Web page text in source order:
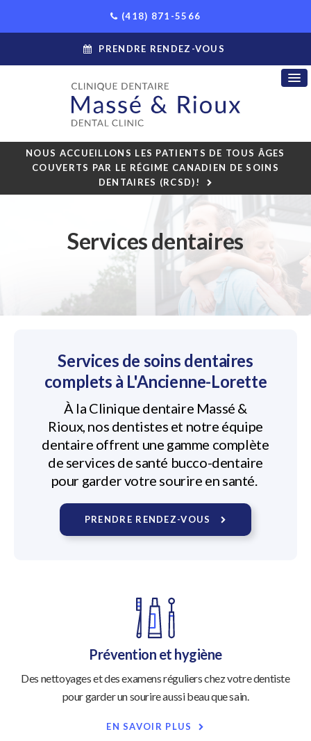
(418) 871-5566
PRENDRE RENDEZ-VOUS
NOUS ACCUEILLONS LES PATIENTS DE TOUS ÂGES
COUVERTS PAR LE RÉGIME CANADIEN DE SOINS
DENTAIRES (RCSD)!
Services dentaires
Services de soins dentaires
complets à L'Ancienne-Lorette
À la Clinique dentaire Massé &
Rioux, nos dentistes et notre équipe
dentaire offrent une gamme complète
de services de santé bucco-dentaire
pour garder votre sourire en santé.
PRENDRE RENDEZ-VOUS
Prévention et hygiène
Des nettoyages et des examens réguliers chez votre dentiste
pour garder un sourire aussi beau que sain.
EN SAVOIR PLUS